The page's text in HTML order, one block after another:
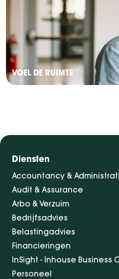
VOEL DE RUIMTE
Diensten
Accountancy &
Audit & Assurance
Arbo & Verzuim
Bedrijfsadvies
Belastingadvies
Financieringen
InSight - Inhouse Business
Personeel